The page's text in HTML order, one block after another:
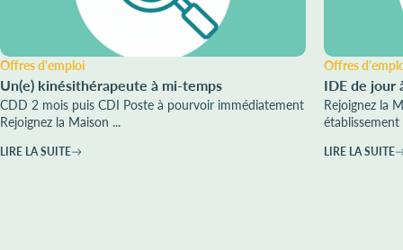
Offres d'emploi
Un(e) kinésithérapeute à mi-temps
CDD 2 mois puis CDI Poste à pourvoir immédiatement
Rejoignez la Maison ...
LIRE LA SUITE
Offres
IDE de jour
Rejoignez la
LIRE LA SUITE